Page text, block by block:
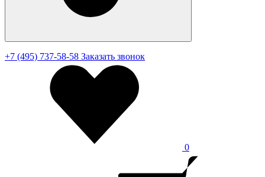
+7 (495) 737-58-58 Заказать звонок
0